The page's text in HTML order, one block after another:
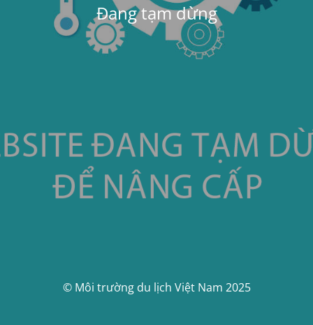
Đang tạm dừng
© Môi trường du lịch Việt Nam 2025